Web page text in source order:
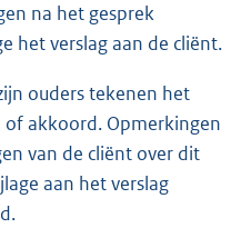
na het gesprek
het verslag aan de cliënt.
ouders tekenen het
of akkoord. Opmerkingen
van de cliënt over dit
aan het verslag